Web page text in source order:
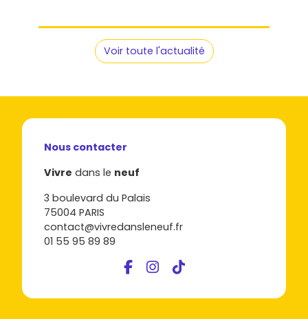
Voir toute l'actualité
Nous contacter
Vivre dans le neuf
3 boulevard du Palais
75004 PARIS
contact@vivredansleneuf.fr
01 55 95 89 89